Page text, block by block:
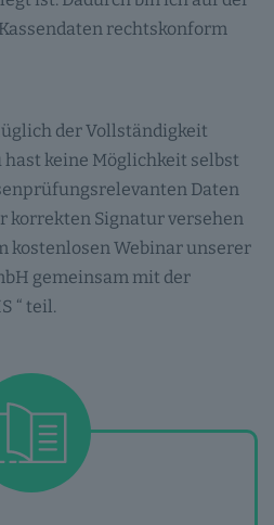
rechtskonform
der Vollständigkeit
hast keine Möglichkeit selbst
Daten
korrekten Signatur versehen
kostenlosen Webinar unserer
gemeinsam mit der
“ teil.